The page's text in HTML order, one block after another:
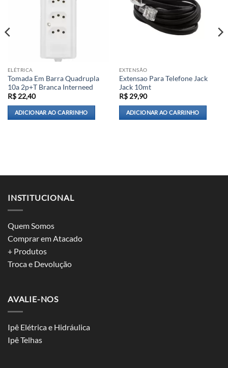
ELÉTRICA
Tomada Em Barra Quadrupla
10a 2p+T Branca Interneed
R$22,40
ADICIONAR AO CARRINHO
EXTENSÃO
Extensao Para Telefone Jack
Jack 10mt
R$29,90
ADICIONAR AO CARRINHO
INSTITUCIONAL
Quem Somos
Comprar em Atacado
+ Produtos
Troca e Devolução
AVALIE-NOS
Ipê Elétrica e Hidráulica
Ipê Telhas